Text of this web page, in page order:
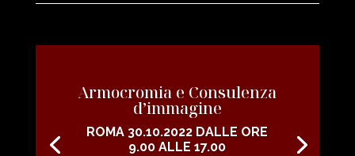
Armocromia e Consulenza
d’immagine
ROMA 30.10.2022 DALLE ORE
9.00 ALLE 17.00